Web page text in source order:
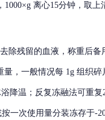
离心15分钟，取
除残留的血液，称重后备
量，一般情况每 1g 组织碎
降温；反复冻融法可重复2
一次使用量分装冻存于-